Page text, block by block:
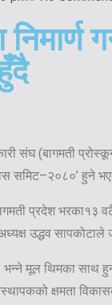
संघ (बागमती
समिट–२०८०’ हुने
प्रदेश भरका१३
उद्धव सापकोटाले
भन्ने मूल थिमका साथ
क्षमता